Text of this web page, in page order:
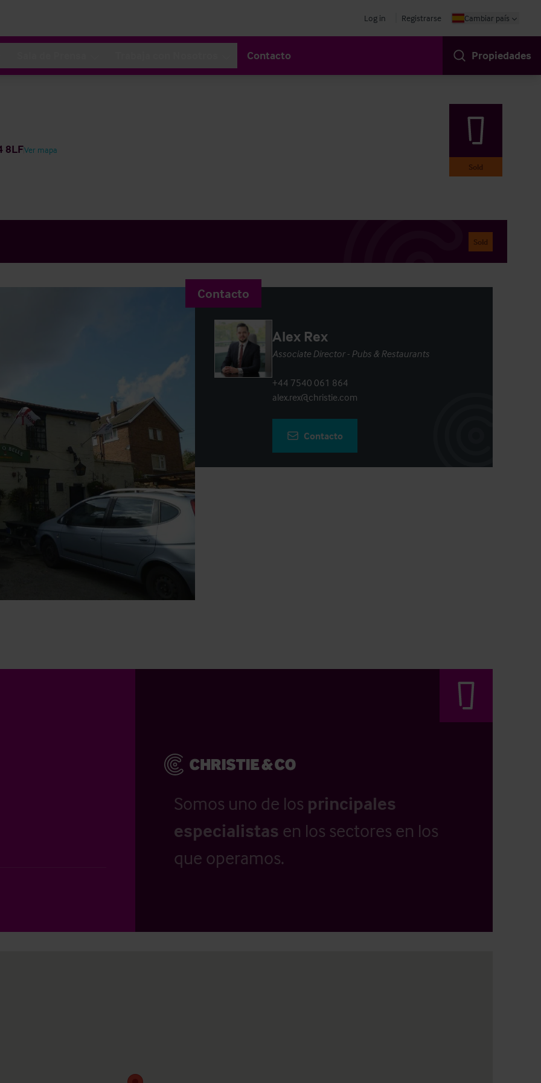
Log in Registrarse Cambiar país
Contacto Propiedades
8LFVer mapa
Sold
Sold
Contacto
Alex Rex
Associate Director - Pubs & Restaurants
+44 7540 061 864
alex.rex@christie.com
Contacto
Somos uno de los principales
especialistas en los sectores en los
que operamos.